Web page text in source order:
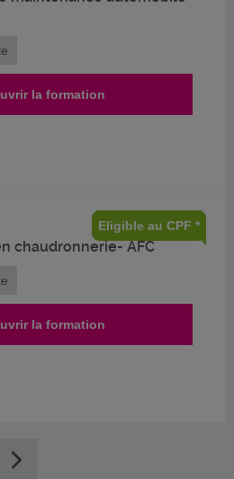
la formation
chaudronnerie- AFC
Eligible au CPF *
la formation